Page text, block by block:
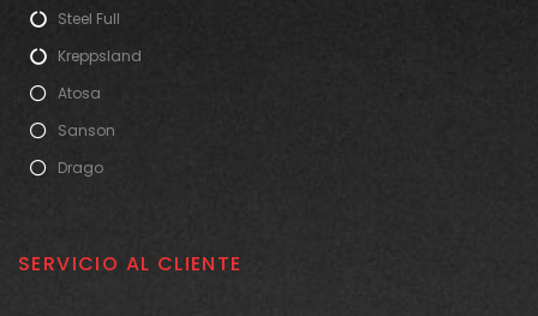
Steel Full
Kreppsland
Atosa
Sanson
Drago
SERVICIO AL CLIENTE